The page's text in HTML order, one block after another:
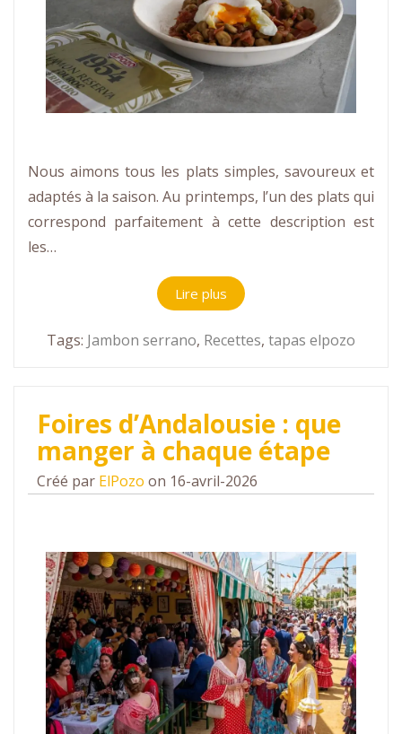
Nous aimons tous les plats simples, savoureux et
adaptés à la saison. Au printemps, l’un des plats qui
correspond parfaitement à cette description est
les…
Lire plus
Tags: Jambon serrano, Recettes, tapas elpozo
Foires d’Andalousie : que
manger à chaque étape
Créé par ElPozo on 16-avril-2026